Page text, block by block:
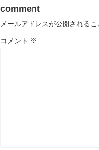
comment
メールアドレスが公開されるこ
コメント ※